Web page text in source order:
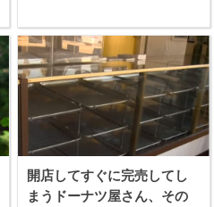
開店してすぐに完売してし
まうドーナツ屋さん、その